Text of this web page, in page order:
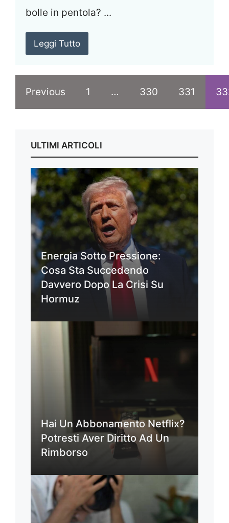
bolle in pentola? ...
Leggi Tutto
Previous 1 … 330 331
ULTIMI ARTICOLI
Energia Sotto Pressione:
Cosa Sta Succedendo
Davvero Dopo La Crisi Su
Hormuz
Hai Un Abbonamento Netflix?
Potresti Aver Diritto Ad Un
Rimborso